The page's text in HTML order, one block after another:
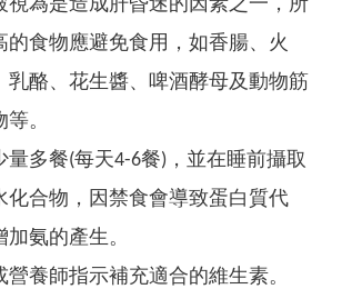
視為是造成肝昏迷的因素之一，所
的食物應避免食用，如香腸、火
乳酪、花生醬、啤酒酵母及動物筋
。
量多餐(每天4-6餐)，並在睡前攝取
化合物，因禁食會導致蛋白質代
氨的產生。
營養師指示補充適合的維生素。